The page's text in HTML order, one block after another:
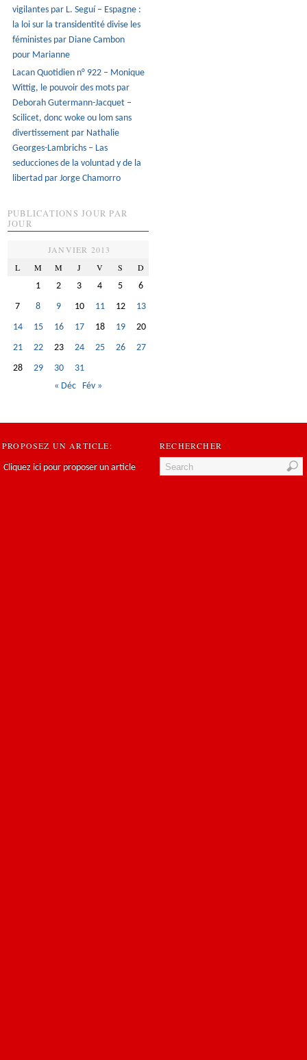
vigilantes par L. Seguí – Espagne :
la loi sur la transidentité divise les
féministes par Diane Cambon
pour Marianne
Lacan Quotidien n° 922 – Monique
Wittig, le pouvoir des mots par
Deborah Gutermann-Jacquet –
Scilicet, donc woke ou lom sans
divertissement par Nathalie
Georges-Lambrichs – Las
seducciones de la voluntad y de la
libertad par Jorge Chamorro
PUBLICATIONS JOUR PAR
JOUR
JANVIER 2013
L
M M J V S D
1 2 3 4 5
6
7
8 9 10 11 12
13
14
15 16 17 18 19
20
21
22 23 24 25 26
27
28
29 30
31
« Déc
Fév »
PROPOSEZ UN ARTICLE:
Cliquez ici pour proposer un article
RECHERCHER